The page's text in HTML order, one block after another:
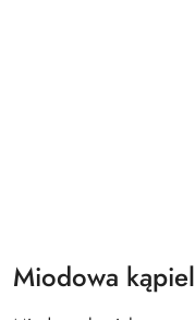
Miodowa kąpiel